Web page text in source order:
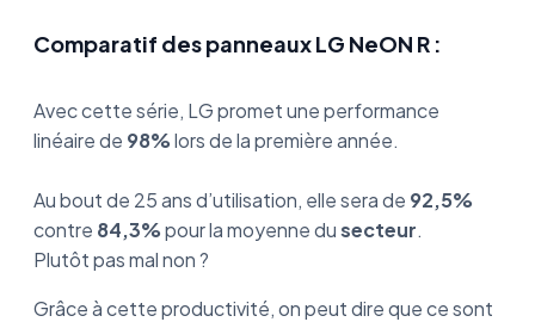
Comparatif des panneaux LG NeON R :
Avec cette série, LG promet une performance
linéaire de 98%lors de la première année.
Au bout de 25 ans d’utilisation, elle sera de 92,5%
contre 84,3%pour la moyenne dusecteur.
Plutôt pas mal non ?
Grâce à cette productivité, on peut dire que ce sont